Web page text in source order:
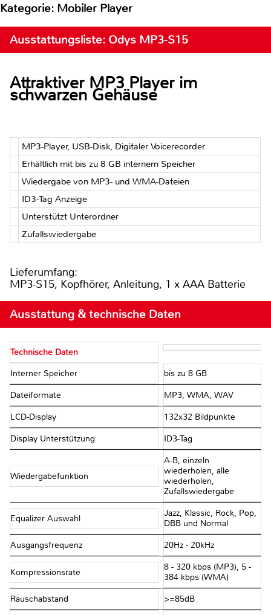
Kategorie: Mobiler Player
Ausstattungsliste: Odys MP3-S15
Attraktiver MP3 Player im
schwarzen Gehäuse
MP3-Player, USB-Disk, Digitaler Voicerecorder
Erhältlich mit bis zu 8 GB internem Speicher
Wiedergabe von MP3- und WMA-Dateien
ID3-Tag Anzeige
Unterstützt Unterordner
Zufallswiedergabe
Lieferumfang:
MP3-S15, Kopfhörer, Anleitung, 1 x AAA Batterie
Ausstattung & technische Daten
Technische Daten
Interner Speicher bis zu 8 GB
Dateiformate MP3, WMA, WAV
LCD-Display 132x32 Bildpunkte
Display Unterstützung ID3-Tag
Wiedergabefunktion
A-B, einzeln
wiederholen, alle
wiederholen,
Zufallswiedergabe
Equalizer Auswahl
Jazz, Klassic, Rock, Pop,
DBB und Normal
Ausgangsfrequenz 20Hz - 20kHz
Kompressionsrate
8 - 320 kbps (MP3), 5 -
384 kbps (WMA)
Rauschabstand >=85dB